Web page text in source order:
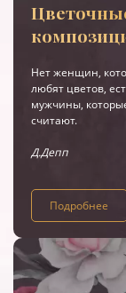
Нет женщин,
любят цветов,
мужчины,
считают.
Д.Депп
Подробнее